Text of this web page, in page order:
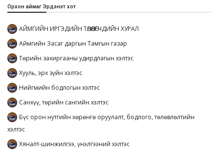
Орхон аймаг Эрдэнэт хот
АЙМГИЙН ИРГЭДИЙН ТӨЛӨӨЛӨГЧДИЙН ХУРАЛ
Аймгийн Засаг даргын Тамгын газар
Төрийн захиргааны удирдлагын хэлтэс
Хууль, эрх зүйн хэлтэс
Нийгмийн бодлогын хэлтэс
Санхүү, төрийн сангийн хэлтэс
Бүс орон нутгийн хөрөнгө оруулалт, бодлого, төлөвлөлтийн
хэлтэс
Хяналт-шинжилгээ, үнэлгээний хэлтэс